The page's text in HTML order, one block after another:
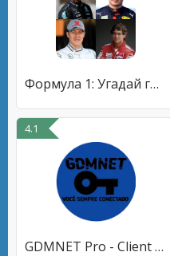
Формула 1: Угадай гонщика Ф1
4.1
GDMNET Pro - Client VPN - SSH